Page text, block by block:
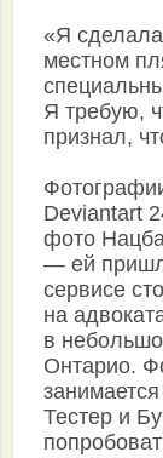
«Я сделала
местном
Я требую,
признал,
Deviantart
фото
— ей
сервисе
на
в
Онтарио.
Тестер и